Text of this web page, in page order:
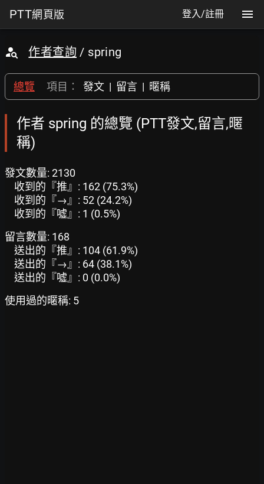
PTT網頁版 登入/註冊
作者查詢 / spring
總覽 項目： 發文 | 留言 | 暱稱
作者 spring 的總覽 (PTT發文,留言,暱
稱)
發文數量: 2130
收到的『推』: 162 (75.3%)
收到的『→』: 52 (24.2%)
收到的『噓』: 1 (0.5%)
留言數量: 168
送出的『推』: 104 (61.9%)
送出的『→』: 64 (38.1%)
送出的『噓』: 0 (0.0%)
使用過的暱稱: 5